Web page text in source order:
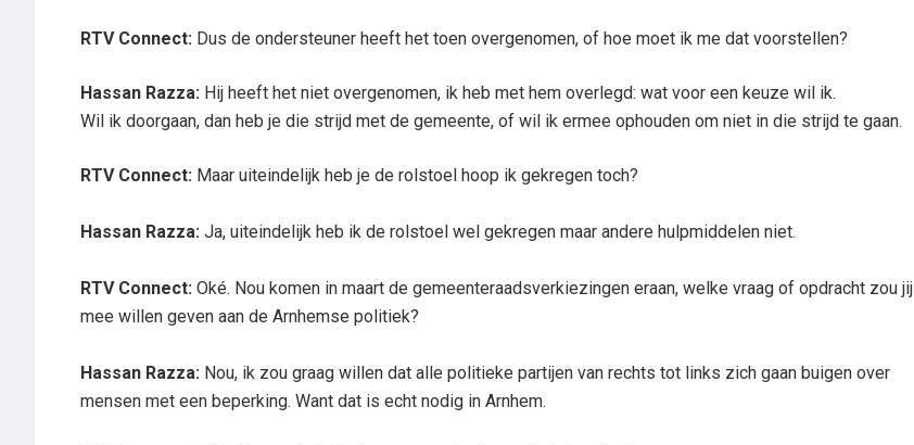
RTV Connect: Dus de ondersteuner heeft het toen overgenomen, of hoe moet ik me dat voorstellen?
Hassan Razza: Hij heeft het niet overgenomen, ik heb met hem overlegd: wat voor een keuze wil ik.
Wil ik doorgaan, dan heb je die strijd met de gemeente, of wil ik ermee ophouden om niet in die strijd te gaan.
RTV Connect: Maar uiteindelijk heb je de rolstoel hoop ik gekregen toch?
Hassan Razza: Ja, uiteindelijk heb ik de rolstoel wel gekregen maar andere hulpmiddelen niet.
RTV Connect: Oké. Nou komen in maart de gemeenteraadsverkiezingen eraan, welke vraag of opdracht zou jij
mee willen geven aan de Arnhemse politiek?
Hassan Razza: Nou, ik zou graag willen dat alle politieke partijen van rechts tot links zich gaan buigen over
mensen met een beperking. Want dat is echt nodig in Arnhem.